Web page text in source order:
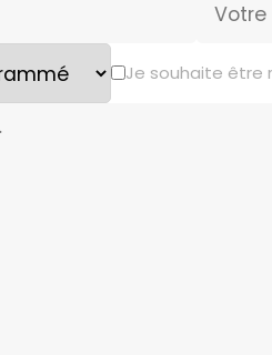
Je souhaite être